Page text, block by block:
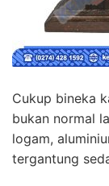
Cukup bineka
bukan normal
logam,
tergantung